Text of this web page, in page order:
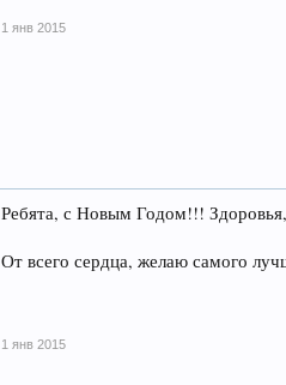
1 янв 2015
Ребята, с Новым Годом!!!
От всего сердца, желаю самого
1 янв 2015